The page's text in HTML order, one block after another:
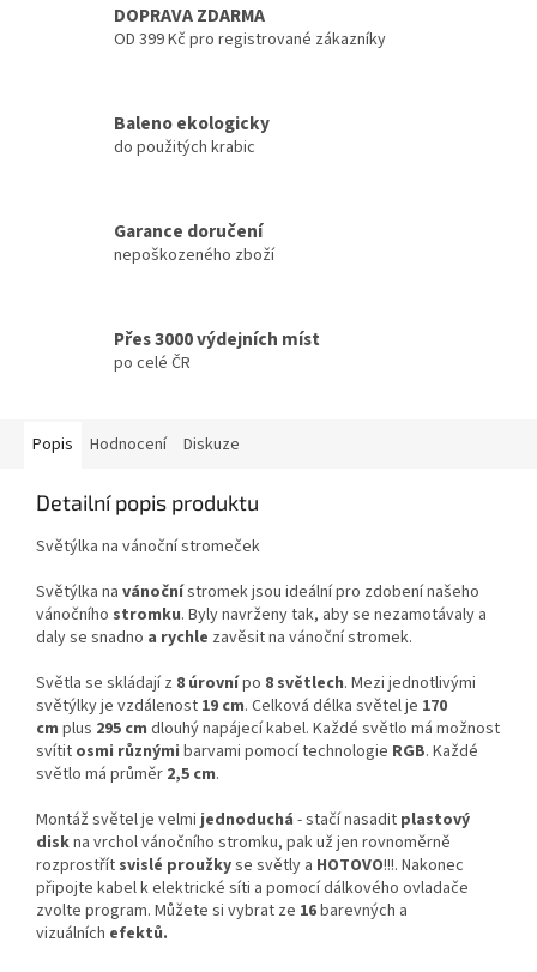
DOPRAVA ZDARMA
OD 399 Kč pro registrované zákazníky
Baleno ekologicky
do použitých krabic
Garance doručení
nepoškozeného zboží
Přes 3000 výdejních míst
po celé ČR
Popis Hodnocení Diskuze
Detailní popis produktu
Světýlka na vánoční stromeček
Světýlka na vánočnístromek jsou ideální pro zdobení našeho
vánočního stromku. Byly navrženy tak, aby se nezamotávaly a
daly se snadno a rychle zavěsit na vánoční stromek.
Světla se skládají z 8 úrovnípo 8 světlech. Mezi jednotlivými
světýlky je vzdálenost 19 cm. Celková délka světel je 170
cm plus 295 cm dlouhý napájecí kabel. Každé světlo má možnost
svítit osmi různými barvami pomocí technologie RGB. Každé
světlo má průměr 2,5 cm.
Montáž světel je velmi jednoduchá - stačí nasadit plastový
diskna vrchol vánočního stromku, pak už jen rovnoměrně
rozprostřít svislé proužkyse světly a HOTOVO!!!. Nakonec
připojte kabel k elektrické síti a pomocí dálkového ovladače
zvolte program. Můžete si vybrat ze 16barevných a
vizuálních efektů.